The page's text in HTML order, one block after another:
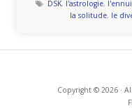
DSK, l'astrologie, l'ennui
la solitude, le
Copyright © 2026 ·